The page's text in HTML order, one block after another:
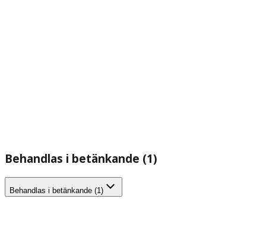
Behandlas i betänkande (1)
Behandlas i betänkande (1)